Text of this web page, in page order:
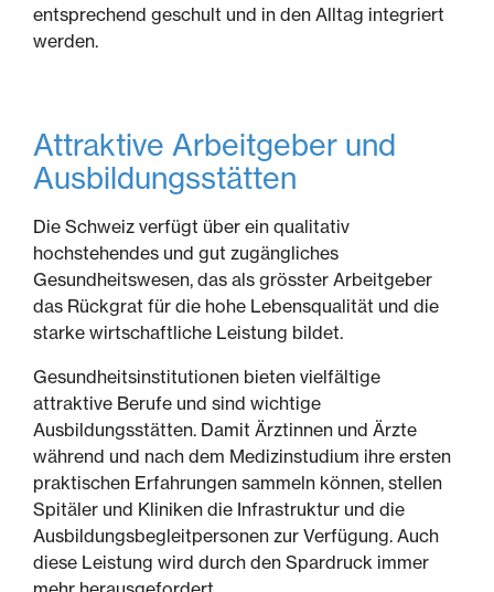
entsprechend geschult und in den Alltag integriert
werden.
Attraktive Arbeitgeber und
Ausbildungsstätten
Die Schweiz verfügt über ein qualitativ
hochstehendes und gut zugängliches
Gesundheitswesen, das als grösster Arbeitgeber
das Rückgrat für die hohe Lebensqualität und die
starke wirtschaftliche Leistung bildet.
Gesundheitsinstitutionen bieten vielfältige
attraktive Berufe und sind wichtige
Ausbildungsstätten. Damit Ärztinnen und Ärzte
während und nach dem Medizinstudium ihre ersten
praktischen Erfahrungen sammeln können, stellen
Spitäler und Kliniken die Infrastruktur und die
Ausbildungsbegleitpersonen zur Verfügung. Auch
diese Leistung wird durch den Spardruck immer